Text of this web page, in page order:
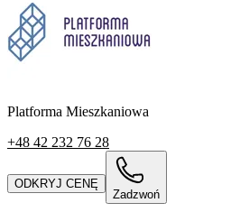
Platforma Mieszkaniowa
+48 42 232 76 28
ODKRYJ CENĘ
Zadzwoń